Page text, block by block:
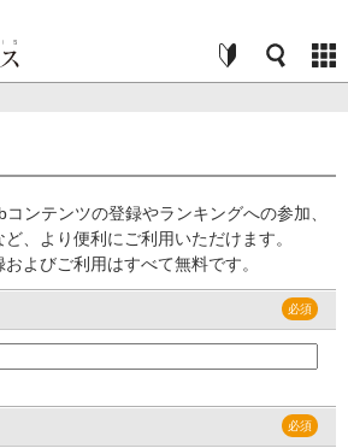
ンテンツの登録やランキングへの参加、
、より便利にご利用いただけます。
よびご利用はすべて無料です。